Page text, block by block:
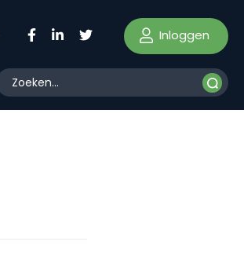
Inloggen